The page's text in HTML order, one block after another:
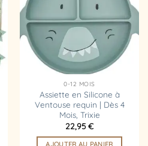
d’envies
0-12 MOIS
Assiette en Silicone à
Ventouse requin | Dès 4
Mois, Trixie
22,95€
AJOUTER AU PANIER